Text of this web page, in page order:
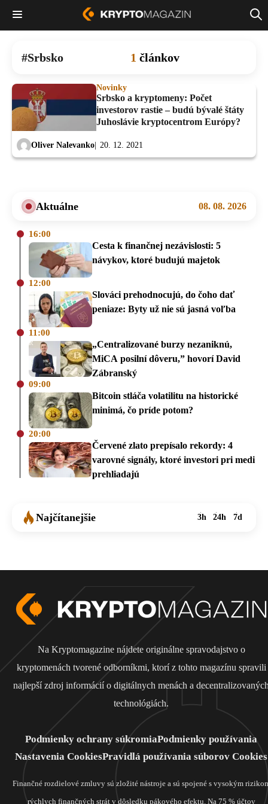
Srbsko 1 článkov
Novinky
Srbsko a kryptomeny: Počet
investorov rastie – budú bývalé štáty
Juhoslávie kryptocentrom Európy?
Oliver Nalevanko 20. 12. 2021
Aktuálne 08. 08. 2026
16:00
Cesta k finančnej nezávislosti: 5
návykov, ktoré budujú majetok
12:00
Slováci prehodnocujú, do čoho dať
peniaze: Byty už nie sú jasná voľba
11:00
„Centralizované burzy nezaniknú,
MiCA posilní dôveru,” hovorí David
Zábranský
09:00
Bitcoin stláča volatilitu na historické
minimá, čo príde potom?
20:00
Červené zlato prepísalo rekordy: 4
varovné signály, ktoré investori pri medi
prehliadajú
Najčítanejšie 3h 24h 7d
Na Kryptomagazine nájdete originálne spravodajstvo o
kryptomenách tvorené odborníkmi, ktorí z tohto magazínu spravili
najlepší zdroj informácií o digitálnych menách a
technológiách.
Podmienky ochrany súkromiaPodmienky používania
Nastavenia CookiesPravidlá používania súborov Cookies
Finančné rozdielové zmluvy sú zložité nástroje a sú spojené s vysokým
rýchlych finančných strát v dôsledku pákového efektu. Na 75 % účtov